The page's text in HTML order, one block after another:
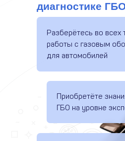
диагностике
Разберётесь во всех
работы с газовым
для автомобилей
Приобретёте
ГБО на уровне